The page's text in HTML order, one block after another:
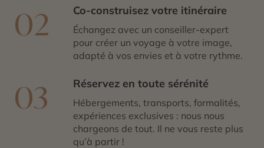
02 Co-construisez votre itinéraire
Échangez avec un conseiller-expert
pour créer un voyage à votre image,
adapté à vos envies et à votre rythme.
03 Réservez en toute sérénité
Hébergements, transports, formalités,
expériences exclusives : nous nous
chargeons de tout. Il ne vous reste plus
qu’à partir !